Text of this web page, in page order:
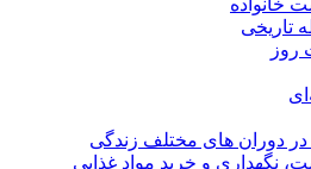
خانواده
تاریخی
روز
در دوران های مختلف زندگی
نگهداری و خرید مواد غذایی